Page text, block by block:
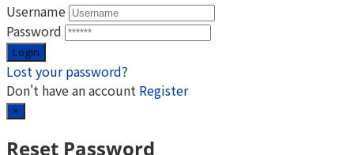
Username
Password
Lost your password?
Don't have an account Register
×
Reset Password